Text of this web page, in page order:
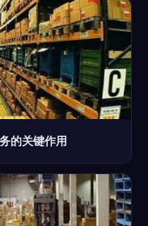
的关键作用